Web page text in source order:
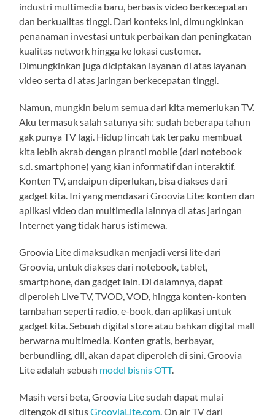
industri multimedia baru, berbasis video berkecepatan
dan berkualitas tinggi. Dari konteks ini, dimungkinkan
penanaman investasi untuk perbaikan dan peningkatan
kualitas network hingga ke lokasi customer.
Dimungkinkan juga diciptakan layanan di atas layanan
video serta di atas jaringan berkecepatan tinggi.
Namun, mungkin belum semua dari kita memerlukan TV.
Aku termasuk salah satunya sih: sudah beberapa tahun
gak punya TV lagi. Hidup lincah tak terpaku membuat
kita lebih akrab dengan piranti mobile (dari notebook
s.d. smartphone) yang kian informatif dan interaktif.
Konten TV, andaipun diperlukan, bisa diakses dari
gadget kita. Ini yang mendasari Groovia Lite: konten dan
aplikasi video dan multimedia lainnya di atas jaringan
Internet yang tidak harus istimewa.
Groovia Lite dimaksudkan menjadi versi lite dari
Groovia, untuk diakses dari notebook, tablet,
smartphone, dan gadget lain. Di dalamnya, dapat
diperoleh Live TV, TVOD, VOD, hingga konten-konten
tambahan seperti radio, e-book, dan aplikasi untuk
gadget kita. Sebuah digital store atau bahkan digital mall
berwarna multimedia. Konten gratis, berbayar,
berbundling, dll, akan dapat diperoleh di sini. Groovia
Lite adalah sebuah model bisnis OTT.
Masih versi beta, Groovia Lite sudah dapat mulai
ditengok di situsGrooviaLite.com. On air TV dari